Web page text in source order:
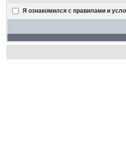
Я ознакомился с правилами и